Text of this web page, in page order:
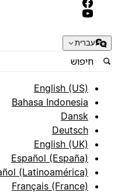
עברית
English (US)
Bahasa Indonesia
Dansk
Deutsch
English (UK)
Español (España)
Español (Latinoamérica)
Français (France)